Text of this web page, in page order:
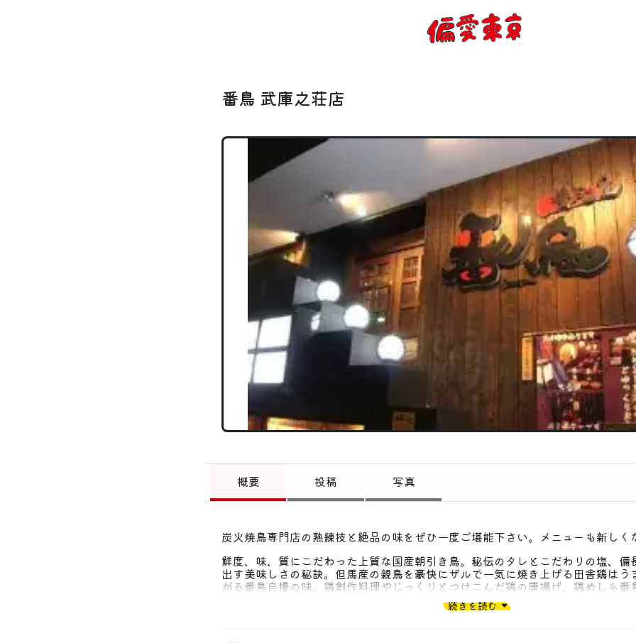
ログイン
会員登録
お知らせ
トップ
偏愛記事
偏愛人
番鳥 武庫之荘店
概要 投稿 写真
炭火焼鳥専門店の熟練技と絶品の味をぜひ一度ご堪能下さい。メニューも新しく
鮮度、味、質にこだわった上質な国産朝引き鳥。秘伝のタレとこだわりの塩、備
出す美味しさの秘訣。但馬産の親鳥を豪快にザルで一気に焼き上げる田舎鶏はう
がる番鳥自慢の味。鶏創作料理やじっくりとつけこんだ鶏の唐揚げ、鶏めしも番
店内は木の持つ癒しを感じる落ち着いた雰囲気で楽しめ、ファミリーやカップル
続きを読む